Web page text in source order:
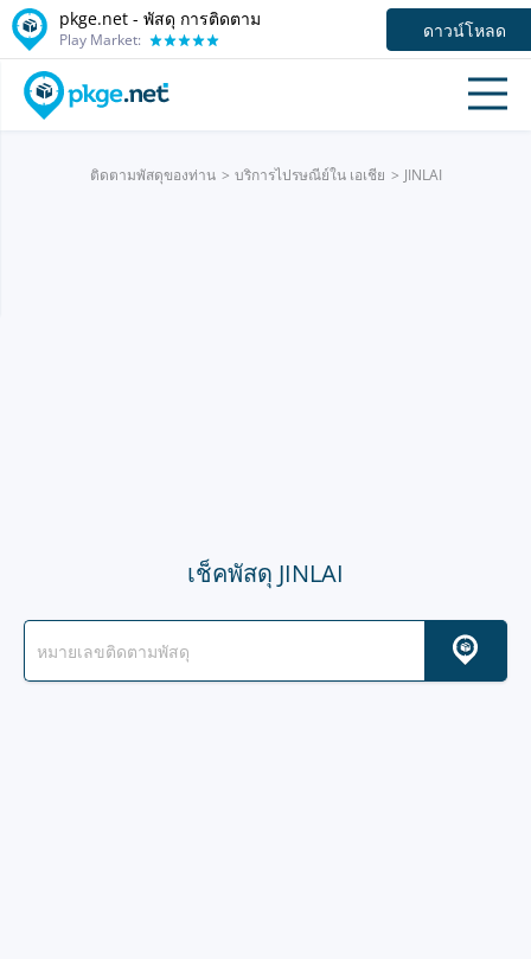
pkge.net - พัสดุ การติดตาม
Play Market: ดาวน์โหลด
ติดตามพัสดุของท่าน บริการไปรษณีย์ใน เอเชีย JINLAI
เช็คพัสดุ JINLAI